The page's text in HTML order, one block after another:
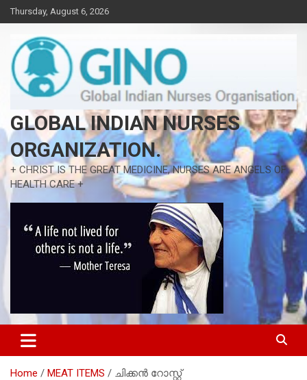
Skip
to
content
Thursday, August 6, 2026
GLOBAL INDIAN NURSES
ORGANIZATION.
+ CHRIST IS THE GREAT MEDICINE, NURSES ARE ANGELS OF
HEALTH CARE +
Home MEAT ITEMS ചിക്കൻ റോസ്റ്റ്